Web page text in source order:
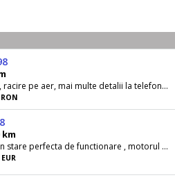
pe aer, mai multe detalii la telefon, pretul este negociabil, sau schimb
km
stare perfecta de functionare , motorul trage bine , functioneaza tot la el, in